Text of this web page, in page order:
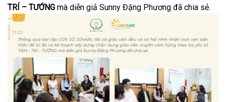
TRÍ – TƯỚNG mà diễn giả Sunny Đặng Phương đã chia sẻ.